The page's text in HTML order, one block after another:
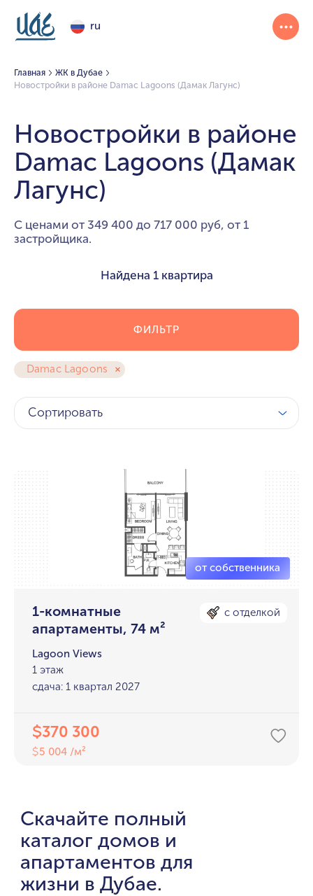
ru
Главная
ЖК в Дубае
Новостройки в районе Damac Lagoons (Дамак Лагунс)
Новостройки в районе
Damac Lagoons (Дамак
Лагунс)
С ценами от 349 400 до 717 000 руб, от 1
застройщика.
Найдена 1 квартира
Damac Lagoons
ФИЛЬТР
Сортировать
1-комнатные
апартаменты, 74 м²
с отделкой
Lagoon Views
1 этаж
сдача: 1 квартал 2027
$370 300
$5 004 /м²
Скачайте полный
каталог домов и
апартаментов для
жизни в Дубае.